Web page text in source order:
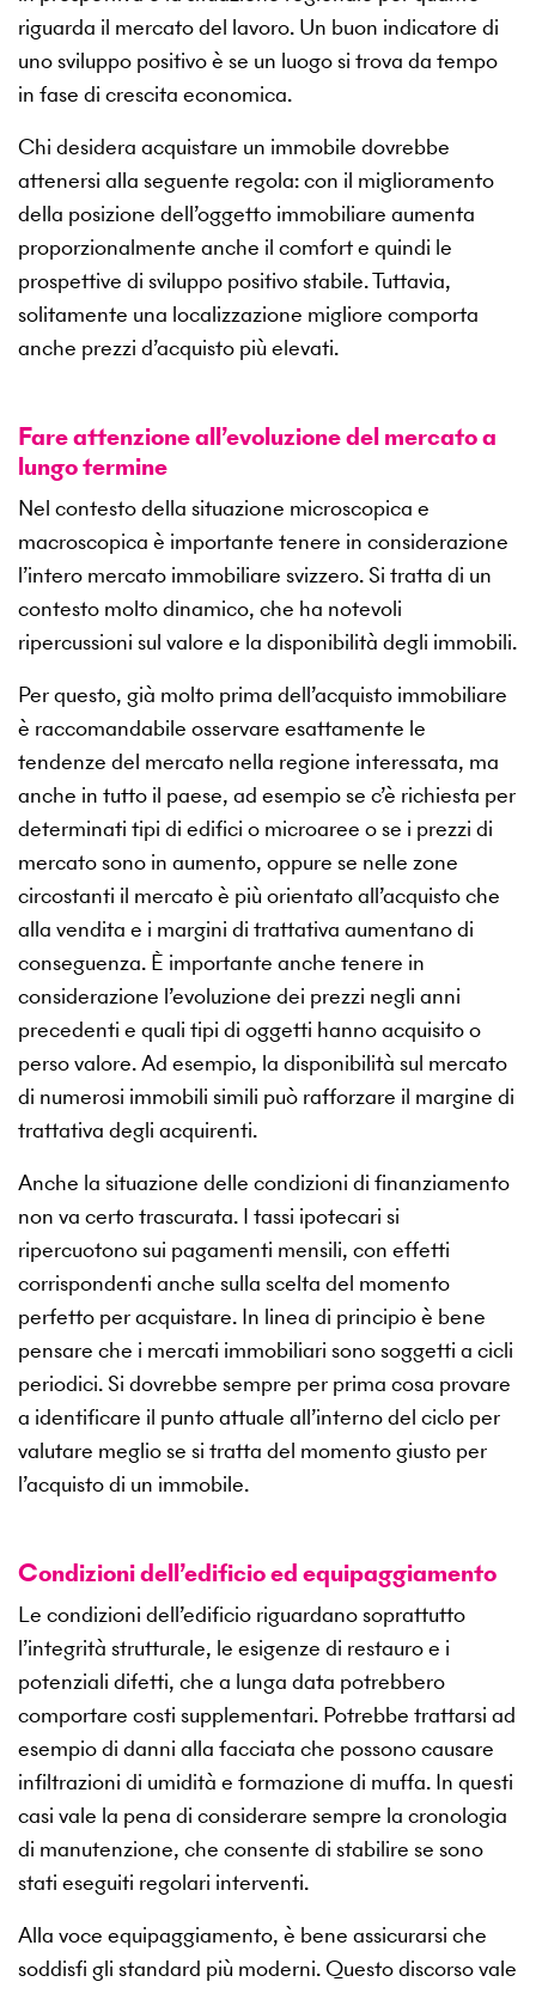
riguarda il mercato del lavoro. Un buon indicatore di
uno sviluppo positivo è se un luogo si trova da tempo
in fase di crescita economica.
Chi desidera acquistare un immobile dovrebbe
attenersi alla seguente regola: con il miglioramento
della posizione dell’oggetto immobiliare aumenta
proporzionalmente anche il comfort e quindi le
prospettive di sviluppo positivo stabile. Tuttavia,
solitamente una localizzazione migliore comporta
anche prezzi d’acquisto più elevati.
Fare attenzione all’evoluzione del mercato a
lungo termine
Nel contesto della situazione microscopica e
macroscopica è importante tenere in considerazione
l’intero mercato immobiliare svizzero. Si tratta di un
contesto molto dinamico, che ha notevoli
ripercussioni sul valore e la disponibilità degli immobili.
Per questo, già molto prima dell’acquisto immobiliare
è raccomandabile osservare esattamente le
tendenze del mercato nella regione interessata, ma
anche in tutto il paese, ad esempio se c’è richiesta per
determinati tipi di edifici o microaree o se i prezzi di
mercato sono in aumento, oppure se nelle zone
circostanti il mercato è più orientato all’acquisto che
alla vendita e i margini di trattativa aumentano di
conseguenza. È importante anche tenere in
considerazione l’evoluzione dei prezzi negli anni
precedenti e quali tipi di oggetti hanno acquisito o
perso valore. Ad esempio, la disponibilità sul mercato
di numerosi immobili simili può rafforzare il margine di
trattativa degli acquirenti.
Anche la situazione delle condizioni di finanziamento
non va certo trascurata. I tassi ipotecari si
ripercuotono sui pagamenti mensili, con effetti
corrispondenti anche sulla scelta del momento
perfetto per acquistare. In linea di principio è bene
pensare che i mercati immobiliari sono soggetti a cicli
periodici. Si dovrebbe sempre per prima cosa provare
a identificare il punto attuale all’interno del ciclo per
valutare meglio se si tratta del momento giusto per
l’acquisto di un immobile.
Condizioni dell’edificio ed equipaggiamento
Le condizioni dell’edificio riguardano soprattutto
l’integrità strutturale, le esigenze di restauro e i
potenziali difetti, che a lunga data potrebbero
comportare costi supplementari. Potrebbe trattarsi ad
esempio di danni alla facciata che possono causare
infiltrazioni di umidità e formazione di muffa. In questi
casi vale la pena di considerare sempre la cronologia
di manutenzione, che consente di stabilire se sono
stati eseguiti regolari interventi.
Alla voce equipaggiamento, è bene assicurarsi che
soddisfi gli standard più moderni. Questo discorso vale